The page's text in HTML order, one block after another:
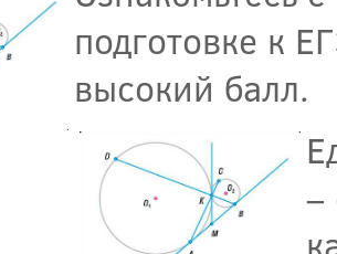
подготовке к
высокий балл.
–